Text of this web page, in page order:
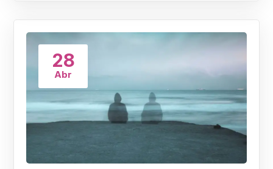
28
Abr